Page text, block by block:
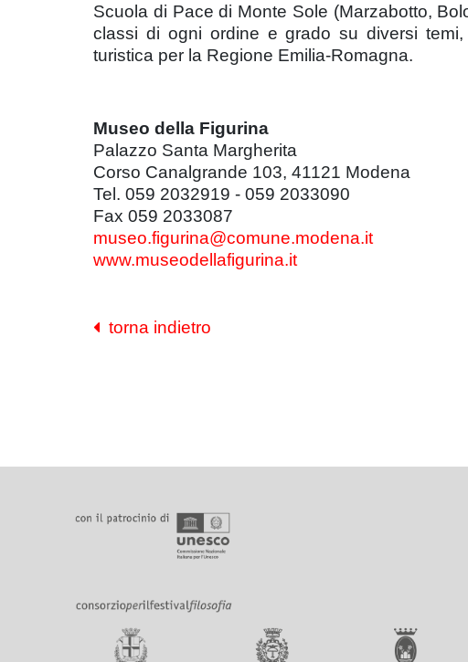
Scuola di Pace di Monte Sole (Marzabotto,
classi di ogni ordine e grado su diversi
turistica per la Regione Emilia-Romagna.
Museo della Figurina
Palazzo Santa Margherita
Corso Canalgrande 103, 41121 Modena
Tel. 059 2032919 - 059 2033090
Fax 059 2033087
museo.figurina@comune.modena.it
www.museodellafigurina.it
torna indietro